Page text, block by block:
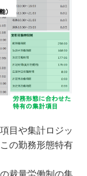
目や集計ロジッ
の勤務形態特有